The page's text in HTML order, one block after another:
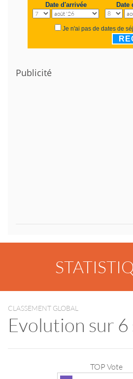
Date d'arrivée Date
Je n'ai pas de dates de
Publicité
CLASSEMENT GLOBAL
Evolution sur 6
TOP Vote